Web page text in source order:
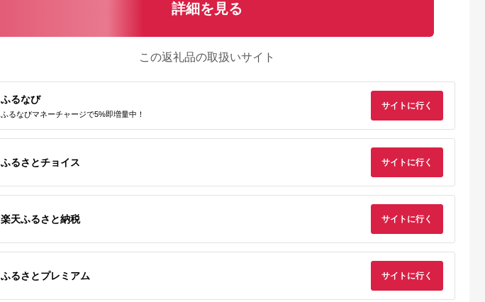
詳細を見る
この返礼品の取扱いサイト
ふるなび
ふるなびマネーチャージで5%即増量中！
サイトに行く
ふるさとチョイス サイトに行く
楽天ふるさと納税 サイトに行く
ふるさとプレミアム サイトに行く